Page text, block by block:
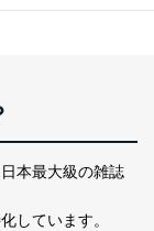
、下記4.の
業）様又は
お願い致し
日本最大級の雑誌
しています。